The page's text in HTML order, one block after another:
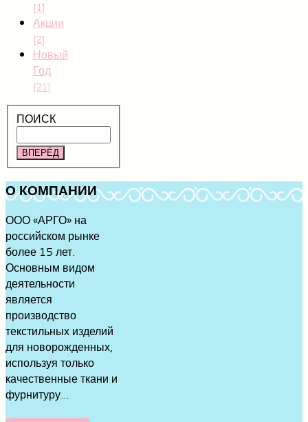
[1]
Акции
[2]
Новый
Год
[21]
ПОИСК
ВПЕРЁД
ОКОМПАНИИ
ООО «АРГО» на
российском рынке
более 15 лет.
Основным видом
деятельности
является
производство
текстильных изделий
для новорожденных,
используя только
качественные ткани и
фурнитуру...